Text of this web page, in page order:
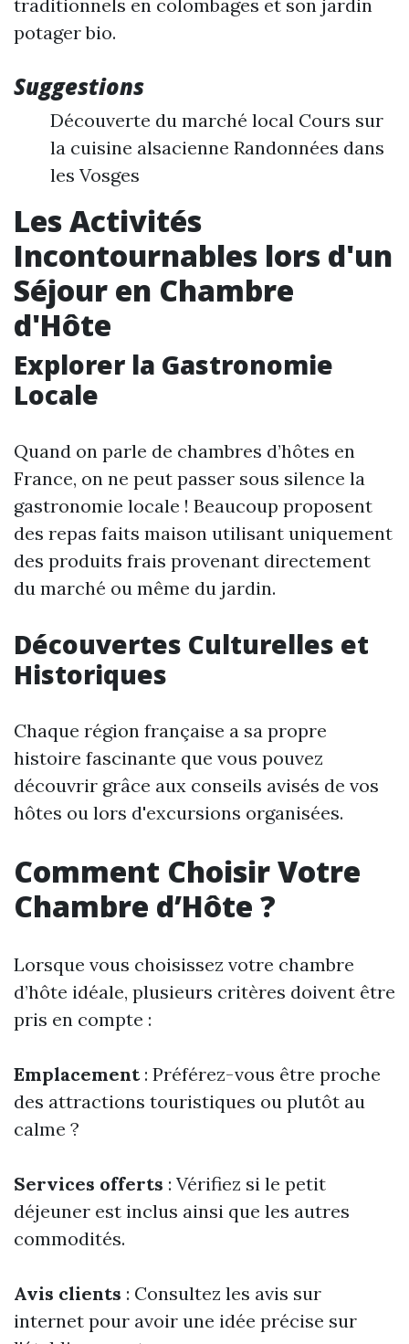
traditionnels en colombages et son jardin
potager bio.
Suggestions
Découverte du marché local Cours sur
la cuisine alsacienne Randonnées dans
les Vosges
Les Activités
Incontournables lors d'un
Séjour en Chambre
d'Hôte
Explorer la Gastronomie
Locale
Quand on parle de chambres d’hôtes en
France, on ne peut passer sous silence la
gastronomie locale ! Beaucoup proposent
des repas faits maison utilisant uniquement
des produits frais provenant directement
du marché ou même du jardin.
Découvertes Culturelles et
Historiques
Chaque région française a sa propre
histoire fascinante que vous pouvez
découvrir grâce aux conseils avisés de vos
hôtes ou lors d'excursions organisées.
Comment Choisir Votre
Chambre d’Hôte ?
Lorsque vous choisissez votre chambre
d’hôte idéale, plusieurs critères doivent être
pris en compte :
Emplacement: Préférez-vous être proche
des attractions touristiques ou plutôt au
calme ?
Services offerts : Vérifiez si le petit
déjeuner est inclus ainsi que les autres
commodités.
Avis clients : Consultez les avis sur
internet pour avoir une idée précise sur